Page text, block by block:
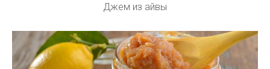
Джем из айвы